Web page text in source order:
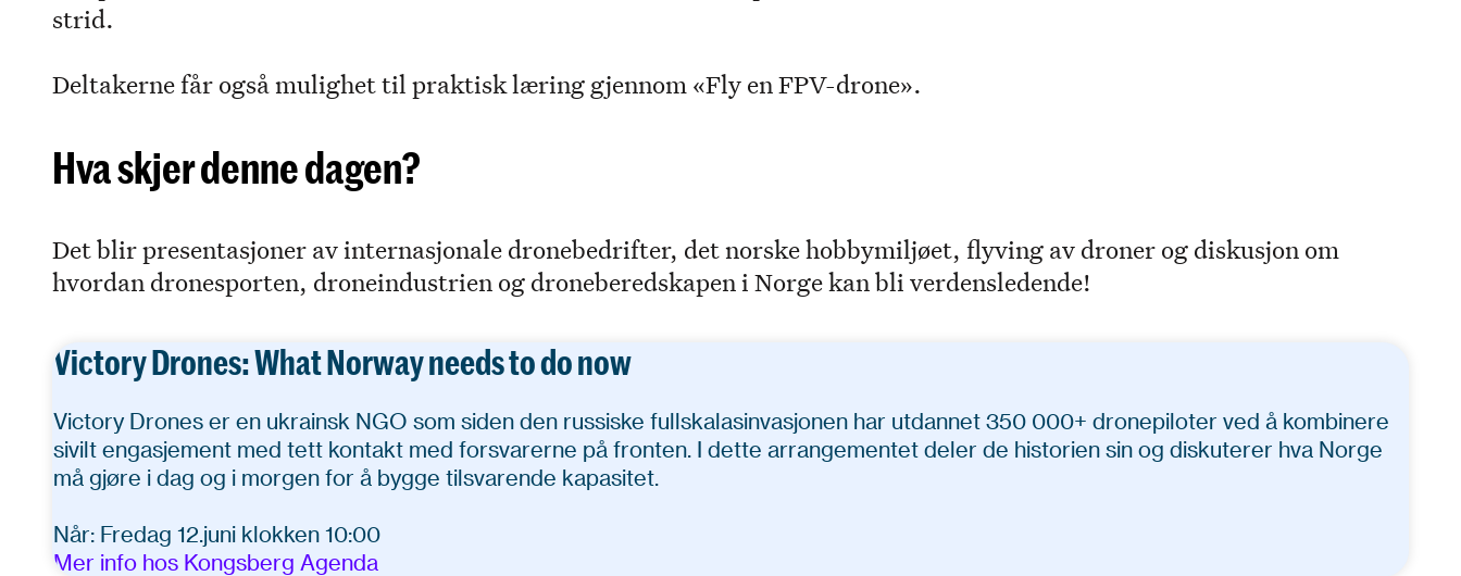
strid.
Deltakerne får også mulighet til praktisk læring gjennom «Fly en FPV-drone».
Hva skjer denne dagen?
Det blir presentasjoner av internasjonale dronebedrifter, det norske hobbymiljøet, flyving av droner og diskusjon om
hvordan dronesporten, droneindustrien og droneberedskapen i Norge kan bli verdensledende!
Victory Drones: What Norway needs to do now
Victory Drones er en ukrainsk NGO som siden den russiske fullskalasinvasjonen har utdannet 350 000+ dronepiloter ved å kombinere
sivilt engasjement med tett kontakt med forsvarerne på fronten. I dette arrangementet deler de historien sin og diskuterer hva Norge
må gjøre i dag og i morgen for å bygge tilsvarende kapasitet.
Når: Fredag 12.juni klokken 10:00
Mer info hos Kongsberg Agenda